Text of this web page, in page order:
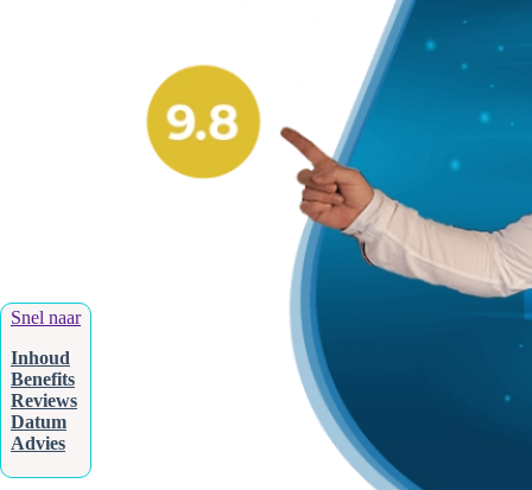
Snel naar
Inhoud
Benefits
Reviews
Datum
Advies